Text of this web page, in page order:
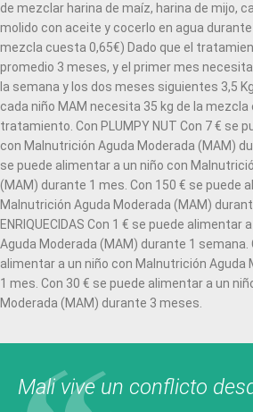
de mezclar harina de maíz, harina de mijo,
molido con aceite y cocerlo en agua
mezcla cuesta 0,65€) Dado que el
promedio 3 meses, y el primer mes
la semana y los dos meses siguientes 3,5
cada niño MAM necesita 35 kg de la mezcla
tratamiento. Con PLUMPY NUT Con 7 € se
con Malnutrición Aguda Moderada (MAM)
se puede alimentar a un niño con
(MAM) durante 1 mes. Con 150 € se puede
Malnutrición Aguda Moderada (MAM)
ENRIQUECIDAS Con 1 € se puede alimentar
Aguda Moderada (MAM) durante 1 semana.
alimentar a un niño con Malnutrición Aguda
1 mes. Con 30 € se puede alimentar a un
Moderada (MAM) durante 3 meses.
Mali vive un conflicto